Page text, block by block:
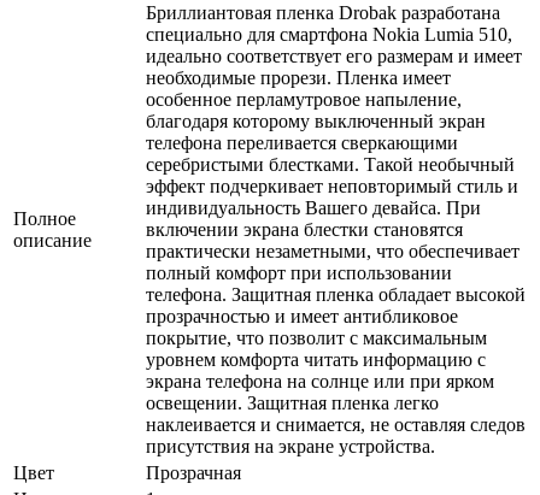
Полное
описание
Бриллиантовая пленка Drobak разработана
специально для смартфона Nokia Lumia 510,
идеально соответствует его размерам и имеет
необходимые прорези. Пленка имеет
особенное перламутровое напыление,
благодаря которому выключенный экран
телефона переливается сверкающими
серебристыми блестками. Такой необычный
эффект подчеркивает неповторимый стиль и
индивидуальность Вашего девайса. При
включении экрана блестки становятся
практически незаметными, что обеспечивает
полный комфорт при использовании
телефона. Защитная пленка обладает высокой
прозрачностью и имеет антибликовое
покрытие, что позволит с максимальным
уровнем комфорта читать информацию с
экрана телефона на солнце или при ярком
освещении. Защитная пленка легко
наклеивается и снимается, не оставляя следов
присутствия на экране устройства.
Цвет
Прозрачная